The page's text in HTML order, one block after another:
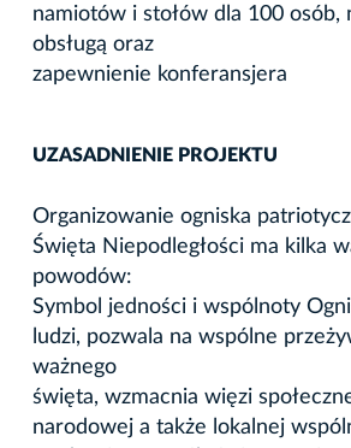
namiotów i stołów dla 100 osób,
obsługą oraz
zapewnienie konferansjera
UZASADNIENIE PROJEKTU
Organizowanie ogniska
Święta Niepodległości ma kilka
powodów:
Symbol jedności i wspólnoty
ludzi, pozwala na wspólne
ważnego
święta, wzmacnia więzi
narodowej a także lokalnej